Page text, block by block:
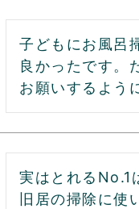
子どもにお風呂
良かったです。
お願いするよう
実はとれるNo.1
旧居の掃除に使